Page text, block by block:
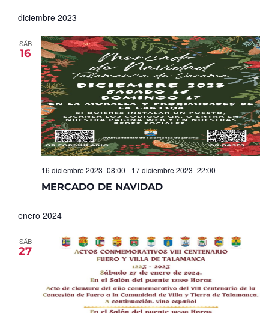
de
Eventos
fecha.
diciembre 2023
SÁB
16
MERCADO DE NAVIDAD
16 diciembre 2023- 08:00 - 17 diciembre 2023- 22:00
enero 2024
SÁB
27